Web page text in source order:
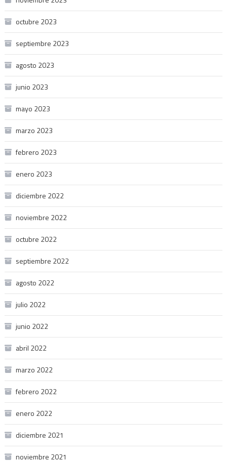
octubre 2023
septiembre 2023
agosto 2023
junio 2023
mayo 2023
marzo 2023
febrero 2023
enero 2023
diciembre 2022
noviembre 2022
octubre 2022
septiembre 2022
agosto 2022
julio 2022
junio 2022
abril 2022
marzo 2022
febrero 2022
enero 2022
diciembre 2021
noviembre 2021